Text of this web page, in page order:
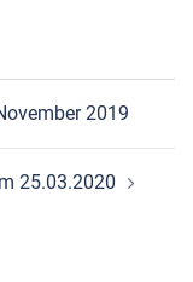
2019
25.03.2020